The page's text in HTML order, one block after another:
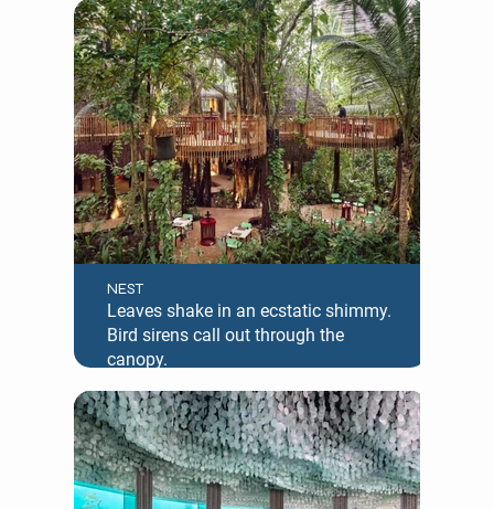
NEST
Leaves shake in an ecstatic shimmy.
Bird sirens call out through the
canopy.